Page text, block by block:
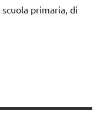
primaria, di